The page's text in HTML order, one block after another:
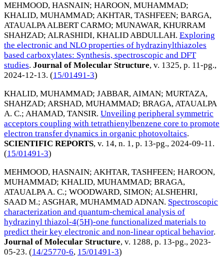
MEHMOOD, HASNAIN; HAROON, MUHAMMAD;
KHALID, MUHAMMAD; AKHTAR, TASHFEEN; BARGA,
ATAUALPA ALBERT CARMO; MUNAWAR, KHURRAM
SHAHZAD; ALRASHIDI, KHALID ABDULLAH. Exploring
the electronic and NLO properties of hydrazinylthiazoles
based carboxylates: Synthesis, spectroscopic and DFT
studies. Journal of Molecular Structure, v. 1325, p. 11-pg.,
2024-12-13. (15/01491-3)
KHALID, MUHAMMAD; JABBAR, AIMAN; MURTAZA,
SHAHZAD; ARSHAD, MUHAMMAD; BRAGA, ATAUALPA
A. C.; AHAMAD, TANSIR. Unveiling peripheral symmetric
acceptors coupling with tetrathienylbenzene core to promote
electron transfer dynamics in organic photovoltaics.
SCIENTIFIC REPORTS, v. 14, n. 1, p. 13-pg., 2024-09-11.
(15/01491-3)
MEHMOOD, HASNAIN; AKHTAR, TASHFEEN; HAROON,
MUHAMMAD; KHALID, MUHAMMAD; BRAGA,
ATAUALPA A. C.; WOODWARD, SIMON; ALSHEHRI,
SAAD M.; ASGHAR, MUHAMMAD ADNAN. Spectroscopic
characterization and quantum-chemical analysis of
hydrazinyl thiazol-4(5H)-one functionalized materials to
predict their key electronic and non-linear optical behavior.
Journal of Molecular Structure, v. 1288, p. 13-pg., 2023-
05-23. (14/25770-6, 15/01491-3)